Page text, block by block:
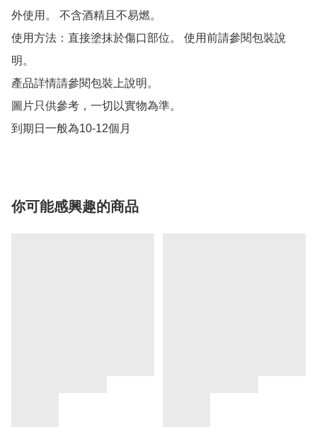
外使用。 不含酒精且不易燃。
使用方法：直接塗抹於傷口部位。 使用前請參閱包裝說
明。
產品詳情請參閱包裝上說明。
圖片只供參考，一切以實物為準。
到期日一般為10-12個月
你可能感興趣的商品